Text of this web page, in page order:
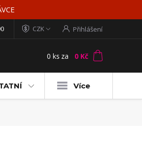
CZK Přihlášení
0 ks za 0 Kč
Více